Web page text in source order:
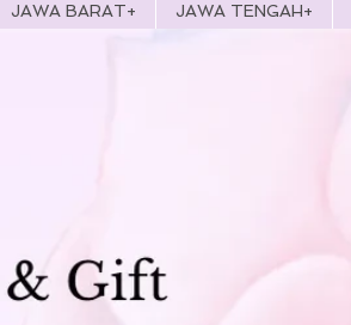
JAWA BARAT+ JAWA TENGAH+